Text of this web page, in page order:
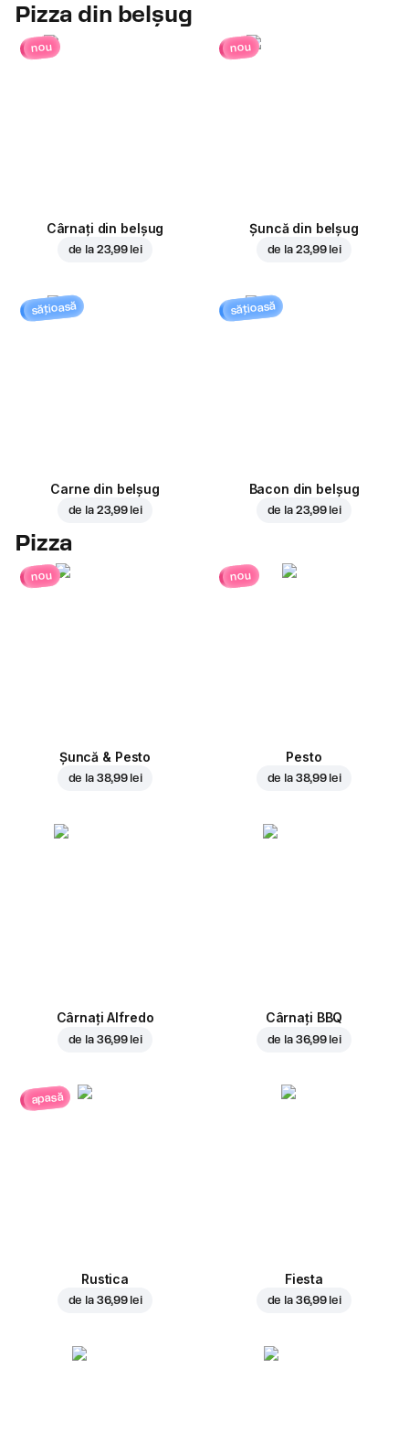
Pizza din belșug
nou
Cârnați din belșug
de la 23,99 lei
nou
Șuncă din belșug
de la 23,99 lei
sățioasă
Carne din belșug
de la 23,99 lei
sățioasă
Bacon din belșug
de la 23,99 lei
Pizza
nou
Șuncă & Pesto
de la 38,99 lei
nou
Pesto
de la 38,99 lei
Cârnați Alfredo
de la 36,99 lei
Cârnați BBQ
de la 36,99 lei
apasă
Rustica
de la 36,99 lei
Fiesta
de la 36,99 lei